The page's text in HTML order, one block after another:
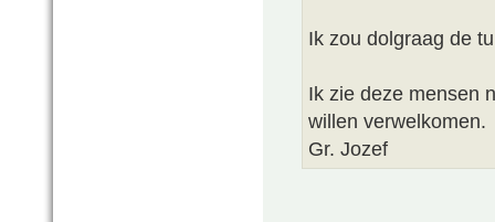
Ik zou dolgraag de
Ik zie deze mensen
willen verwelkomen.
Gr. Jozef